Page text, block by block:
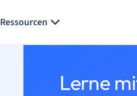
Ressourcen
Lerne